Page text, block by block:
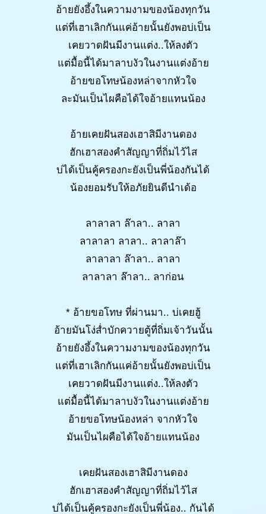
อ้ายยังอึ้งในความงามของน้องทุกวัน
แต่ที่เฮาเลิกกันแค่อ้ายนั้นยังพอบ่เป็น
เคยวาดฝันมีงานแต่ง..ให้ลงตัว
แต่มื้อนี้ได้มาลาบงัวในงานแต่งอ้าย
อ้ายขอโทษน้องหล่าจากหัวใจ
ละมันเป็นไผคือได้ใจอ้ายแทนน้อง
อ้ายเคยฝันสองเฮาสิมีงานดอง
ฮักเฮาสองคำสัญญาที่ถิ่มไว้ไส
บ่ได้เป็นคู้ครองกะยังเป็นพี่น้องกันได้
น้องยอมรับให้อภัยยินดีนำเด้อ
ลาลาลา ล๊าลา.. ลาลา
ลาลาลา ลาลา.. ลาลาล๊า
ลาลาลา ล๊าลา.. ลาลา
ลาลาลา ล๊าลา.. ลาก่อน
* อ้ายขอโทษ ที่ผ่านมา.. บ่เคยฮู้
อ้ายมันโง่ส่ำบักควายตู้ที่ถิ่มเจ้าวันนั้น
อ้ายยังอึ้งในความงามของน้องทุกวัน
แต่ที่เฮาเลิกกันแค่อ้ายนั้นยังพอบ่เป็น
เคยวาดฝันมีงานแต่ง..ให้ลงตัว
แต่มื้อนี้ได้มาลาบงัวในงานแต่งอ้าย
อ้ายขอโทษน้องหล่า จากหัวใจ
มันเป็นไผคือได้ใจอ้ายแทนน้อง
เคยฝันสองเฮาสิมีงานดอง
ฮักเฮาสองคำสัญญาที่ถิ่มไว้ไส
บ่ได้เป็นคู้ครองกะยังเป็นพี่น้อง.. กันได้